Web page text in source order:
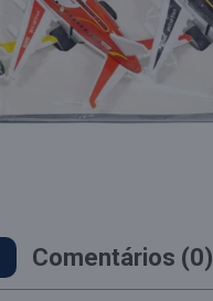
Comentários (0)